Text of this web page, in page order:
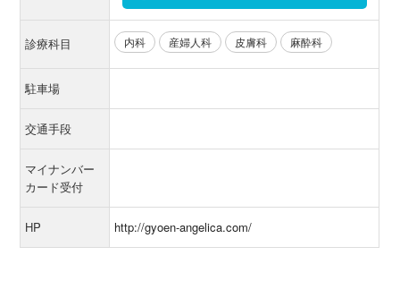
診療科目 内科 産婦人科 皮膚科 麻酔科
駐車場
交通手段
マイナンバー
カード受付
HP http://gyoen-angelica.com/